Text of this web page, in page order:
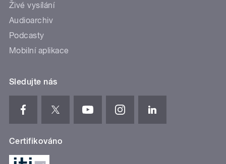
Živé vysílání
Audioarchiv
Podcasty
Mobilní aplikace
Sledujte nás
Certifikováno